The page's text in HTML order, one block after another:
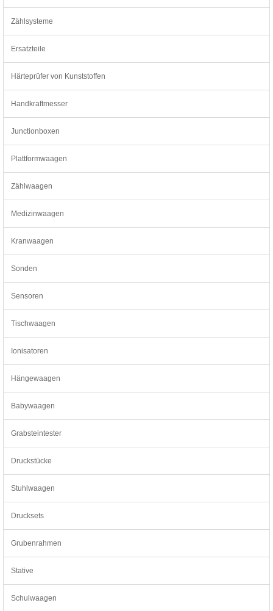
Zählsysteme
Ersatzteile
Härteprüfer von Kunststoffen
Handkraftmesser
Junctionboxen
Plattformwaagen
Zählwaagen
Medizinwaagen
Kranwaagen
Sonden
Sensoren
Tischwaagen
Ionisatoren
Hängewaagen
Babywaagen
Grabsteintester
Druckstücke
Stuhlwaagen
Drucksets
Grubenrahmen
Stative
Schulwaagen